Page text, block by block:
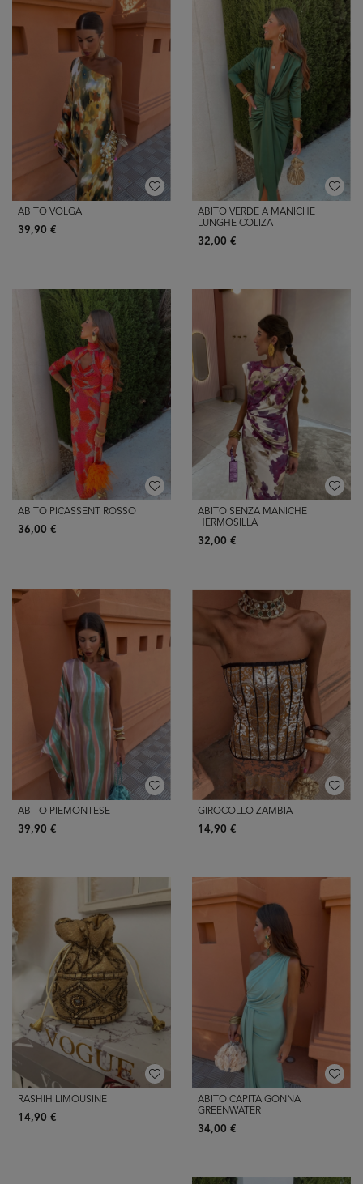
ABITO VOLGA
39,90 €
ABITO VERDE A MANICHE
LUNGHE COLIZA
32,00 €
ABITO PICASSENT ROSSO
36,00 €
ABITO SENZA MANICHE
HERMOSILLA
32,00 €
ABITO PIEMONTESE
39,90 €
GIROCOLLO ZAMBIA
14,90 €
RASHIH LIMOUSINE
14,90 €
ABITO CAPITA GONNA
GREENWATER
34,00 €